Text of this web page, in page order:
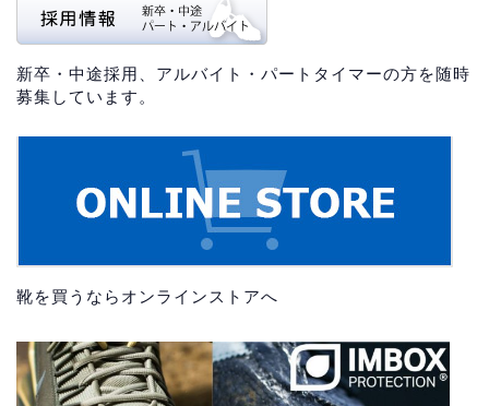
新卒・中途採用、アルバイト・パートタイマーの方を随時
募集しています。
靴を買うならオンラインストアへ